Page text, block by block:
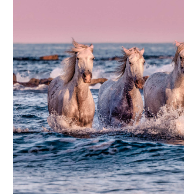
UNE EXPÉRIENCE